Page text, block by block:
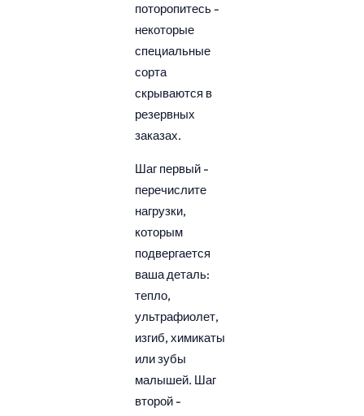
поторопитесь -
некоторые
специальные
сорта
скрываются в
резервных
заказах.
Шаг первый -
перечислите
нагрузки,
которым
подвергается
ваша деталь:
тепло,
ультрафиолет,
изгиб, химикаты
или зубы
малышей. Шаг
второй -